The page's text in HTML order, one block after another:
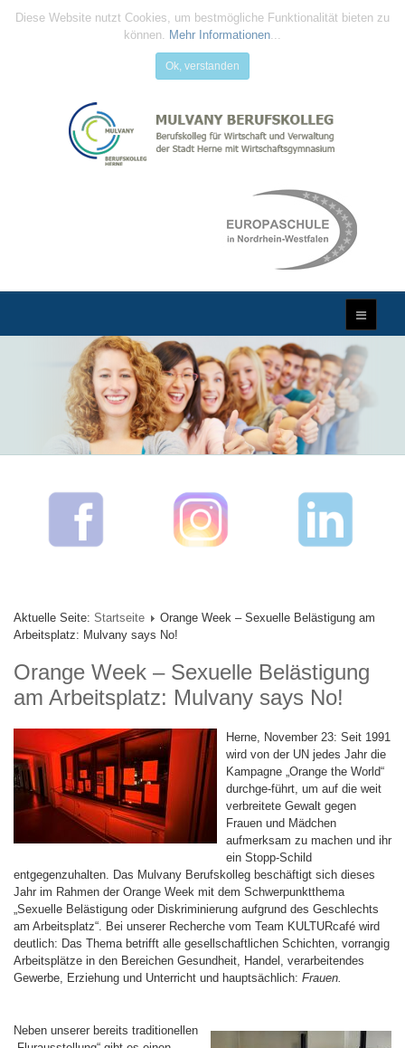
Diese Website nutzt Cookies, um bestmögliche Funktionalität bieten zu
können. Mehr Informationen...
Ok, verstanden
Aktuelle Seite: Startseite
Orange Week – Sexuelle Belästigung am
Arbeitsplatz: Mulvany says No!
Orange Week – Sexuelle Belästigung
am Arbeitsplatz: Mulvany says No!
Herne, November 23: Seit 1991
wird von der UN jedes Jahr die
Kampagne „Orange the World“
durchge-führt, um auf die weit
verbreitete Gewalt gegen
Frauen und Mädchen
aufmerksam zu machen und ihr
ein Stopp-Schild
entgegenzuhalten. Das Mulvany Berufskolleg beschäftigt sich dieses
Jahr im Rahmen der Orange Week mit dem Schwerpunktthema
„Sexuelle Belästigung oder Diskriminierung aufgrund des Geschlechts
am Arbeitsplatz“. Bei unserer Recherche vom Team KULTURcafé wird
deutlich: Das Thema betrifft alle gesellschaftlichen Schichten, vorrangig
Arbeitsplätze in den Bereichen Gesundheit, Handel, verarbeitendes
Gewerbe, Erziehung und Unterricht und hauptsächlich: Frauen.
Neben unserer bereits traditionellen